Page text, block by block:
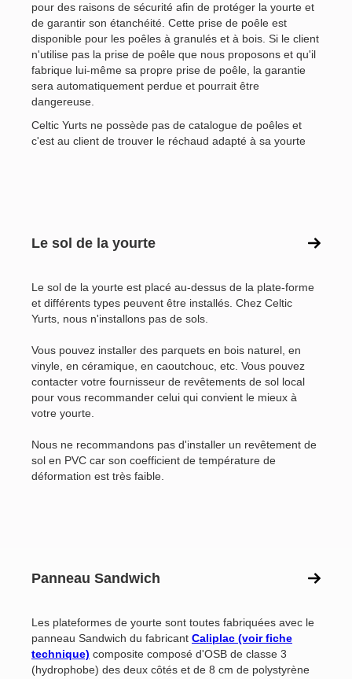
pour des raisons de sécurité afin de protéger la yourte et
de garantir son étanchéité. Cette prise de poêle est
disponible pour les poêles à granulés et à bois. Si le client
n'utilise pas la prise de poêle que nous proposons et qu'il
fabrique lui-même sa propre prise de poêle, la garantie
sera automatiquement perdue et pourrait être
dangereuse.
Celtic Yurts ne possède pas de catalogue de poêles et
c'est au client de trouver le réchaud adapté à sa yourte
Le sol de la yourte
Le sol de la yourte est placé au-dessus de la plate-forme
et différents types peuvent être installés. Chez Celtic
Yurts, nous n'installons pas de sols.
Vous pouvez installer des parquets en bois naturel, en
vinyle, en céramique, en caoutchouc, etc. Vous pouvez
contacter votre fournisseur de revêtements de sol local
pour vous recommander celui qui convient le mieux à
votre yourte.
Nous ne recommandons pas d'installer un revêtement de
sol en PVC car son coefficient de température de
déformation est très faible.
Panneau Sandwich
Les plateformes de yourte sont toutes fabriquées avec le
panneau Sandwich du fabricant Caliplac (voir fiche
technique) composite composé d'OSB de classe 3
(hydrophobe) des deux côtés et de 8 cm de polystyrène